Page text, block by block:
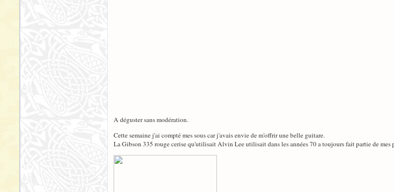
A déguster sans modération.
Cette semaine j'ai compté mes sous car j'avais envie de m'offrir une belle guitare.
La Gibson 335 rouge cerise qu'utilisait Alvin Lee utilisait dans les années 70 a toujours fait partie de mes